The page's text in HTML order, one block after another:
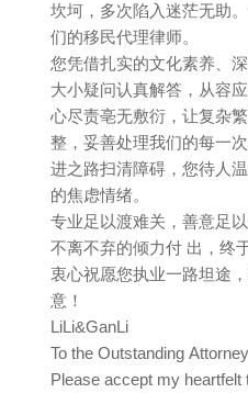
坎坷，多次陷入迷茫无助
们的移民代理律师。
您凭借扎实的文化素养、
大小疑问认真解答，从容
心尽责亳无敷衍，让复杂
整，妥善处理我们的每一
进之路扫清障碍，您待人
的焦虑情绪。
专业足以渡难关，善意足
不离不弃的倾力付 出，终
衷心祝愿您执业一路坦途
意！
LiLi&GanLi
To the Outstanding
Please accept my